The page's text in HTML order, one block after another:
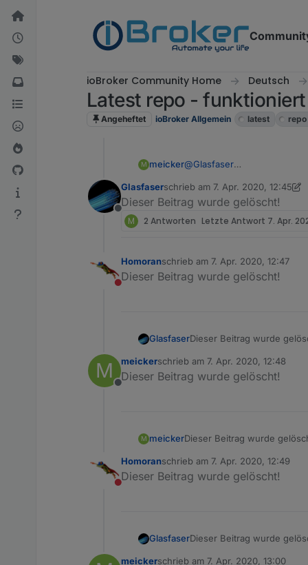
Weiter zum Inhalt
ioBroker Community Home Deutsch
Latest repo -
Angeheftet ioBroker Allgemein latest repo
M meicker@Glasfaser
geht darum das bei mir
vg
Marc
Offline
Glasfaserschrieb am 7. Apr. 2020, 12:45
zuletzt editiert von Glasfaser4.
Dieser Beitrag wurde gelöscht!
M 2 Antworten Letzte Antwort 7. Apr.
Nicht stören
Homoranschrieb am 7. Apr. 2020, 12:47
zuletzt editiert von
Dieser Beitrag wurde gelöscht!
GlasfaserDieser Beitrag wurde
M
Offline
meickerschrieb am 7. Apr. 2020, 12:48
zuletzt editiert von
Dieser Beitrag wurde gelöscht!
M meickerDieser Beitrag wurde
Nicht stören
Homoranschrieb am 7. Apr. 2020, 12:49
zuletzt editiert von
Dieser Beitrag wurde gelöscht!
GlasfaserDieser Beitrag wurde
meickerschrieb am 7. Apr. 2020, 13:00